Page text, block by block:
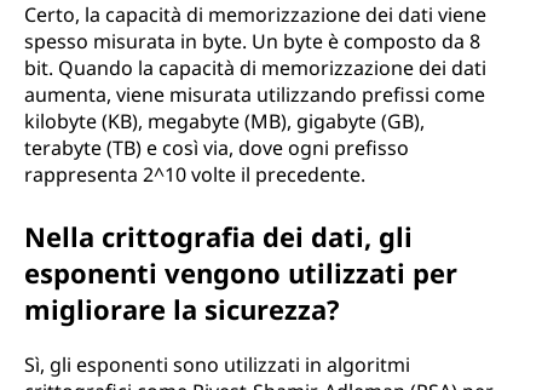
Certo, la capacità di memorizzazione dei dati viene
spesso misurata in byte. Un byte è composto da 8
bit. Quando la capacità di memorizzazione dei dati
aumenta, viene misurata utilizzando prefissi come
kilobyte (KB), megabyte (MB), gigabyte (GB),
terabyte (TB) e così via, dove ogni prefisso
rappresenta 2^10 volte il precedente.
Nella crittografia dei dati, gli
esponenti vengono utilizzati per
migliorare la sicurezza?
Sì, gli esponenti sono utilizzati in algoritmi